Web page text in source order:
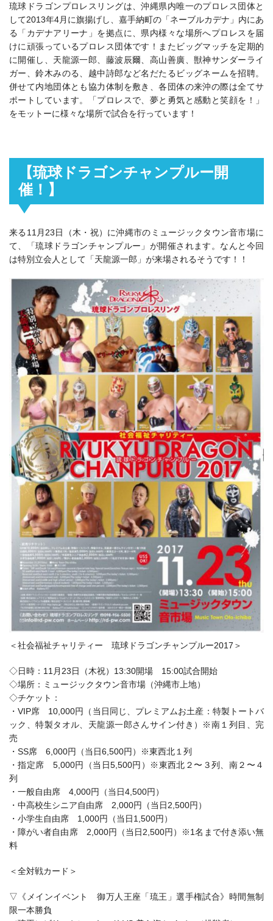
琉球ドラゴンプロレスリングは、沖縄県内唯一のプロレス団体と
して2013年4月に旗揚げし、嘉手納町の「ネーブルカデナ」内にあ
る「カデナアリーナ」を拠点に、県内様々な場所へプロレスを届
けに頑張っているプロレス団体です！またビッグマッチを定期的
に開催し、天龍源一郎、藤波辰爾、高山善廣、獣神サンダーライ
ガー、鈴木みのる、越中詩郎など名だたるビッグネームを招聘。
併せて内地団体とも協力体制を敷き、各団体の来沖の際は全てサ
ポートしています。「プロレスで、夢と勇気と感動と笑顔を！」
をモットーに様々な場所で試合を行っています！
【琉球ドラゴンチャンプルー開
催！】
来る11月23日（木・祝）に沖縄市のミュージックタウン音市場に
て、「琉球ドラゴンチャンプルー」が開催されます。なんと今回
は特別立会人として「天龍源一郎」が来場されるそうです！！
＜社会福祉チャリティー 琉球ドラゴンチャンプルー2017＞
◇日時：11月23日（木祝）13:30開場 15:00試合開始
◇場所：ミュージックタウン音市場（沖縄市上地）
◇チケット：
・VIP席 10,000円（当日同じ、プレミアムお土産：特製トートバ
ック、特製タオル、天龍源一郎さんサイン付き）※南１列目、完
売
・SS席 6,000円（当日6,500円）※東西北１列
・指定席 5,000円（当日5,500円）※東西北２〜３列、南２〜４
列
・一般自由席 4,000円（当日4,500円）
・中高校生シニア自由席 2,000円（当日2,500円）
・小学生自由席 1,000円（当日1,500円）
・障がい者自由席 2,000円（当日2,500円）※1名まで付き添い無
料
＜全対戦カード＞
▽《メインイベント 御万人王座「琉王」選手権試合》時間無制
限一本勝負